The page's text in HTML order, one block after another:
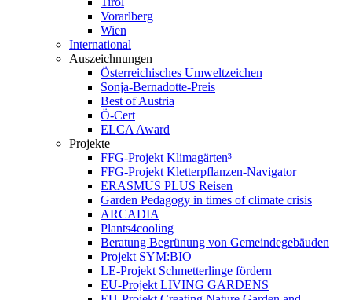
Vorarlberg
Wien
International
Auszeichnungen
Österreichisches Umweltzeichen
Sonja-Bernadotte-Preis
Best of Austria
Ö-Cert
ELCA Award
Projekte
FFG-Projekt Klimagärten³
FFG-Projekt Kletterpflanzen-Navigator
ERASMUS PLUS Reisen
Garden Pedagogy in times of climate crisis
ARCADIA
Plants4cooling
Beratung Begrünung von Gemeindegebäuden
Projekt SYM:BIO
LE-Projekt Schmetterlinge fördern
EU-Projekt LIVING GARDENS